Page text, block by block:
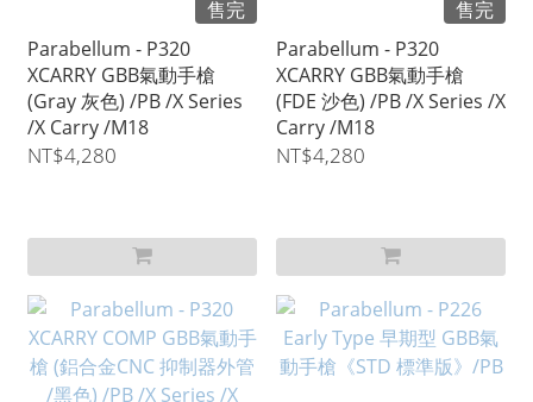
售完
Parabellum - P320
XCARRY GBB氣動手槍
(Gray 灰色) /PB /X Series
/X Carry /M18
NT$4,280
售完
Parabellum - P320
XCARRY GBB氣動手槍
(FDE 沙色) /PB /X Series /X
Carry /M18
NT$4,280